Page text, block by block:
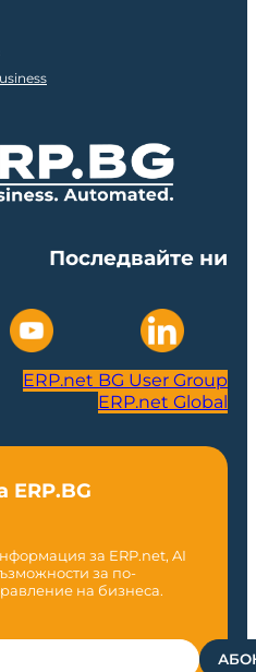
Последвайте ни
ERP.net BG User Group
ERP.net Global
ERP.BG
за ERP.net, AI
за по-
на бизнеса.